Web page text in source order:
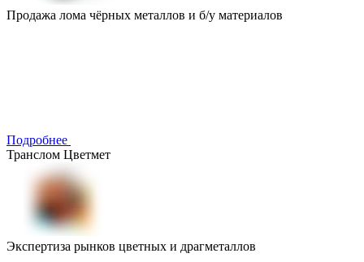
Продажа лома чёрных металлов и б/у материалов
Подробнее
Транслом Цветмет
Экспертиза рынков цветных и драгметаллов